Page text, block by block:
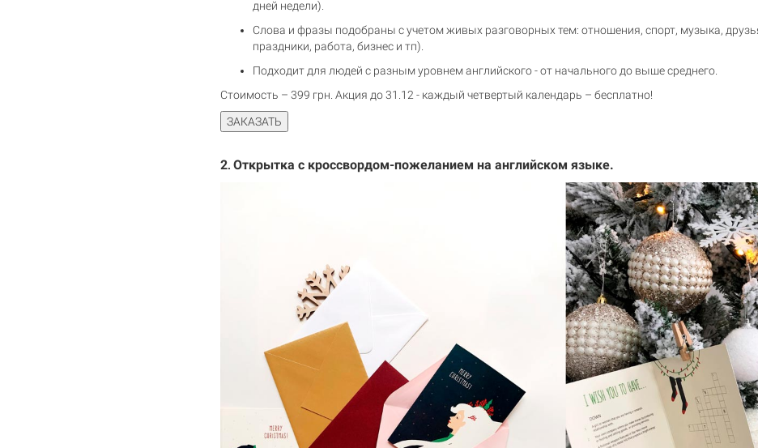
дней недели).
Слова и фразы подобраны с учетом живых разговорных тем: отношения, спорт, музыка,
праздники, работа, бизнес и тп).
Подходит для людей с разным уровнем английского - от начального до выше среднего.
Стоимость – 399 грн. Акция до 31.12 - каждый четвертый календарь – бесплатно!
2. Открытка с кроссвордом-пожеланием на английском языке.